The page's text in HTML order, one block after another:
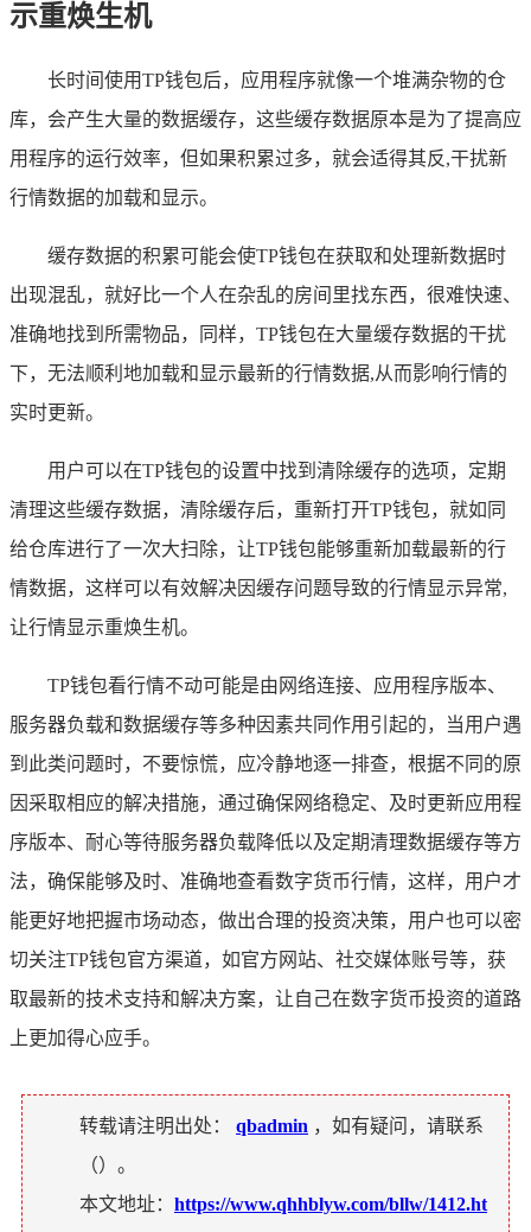
示重焕生机
长时间使用TP钱包后，应用程序就像一个堆满杂物的仓
库，会产生大量的数据缓存，这些缓存数据原本是为了提高应
用程序的运行效率，但如果积累过多，就会适得其反,干扰新
行情数据的加载和显示。
缓存数据的积累可能会使TP钱包在获取和处理新数据时
出现混乱，就好比一个人在杂乱的房间里找东西，很难快速、
准确地找到所需物品，同样，TP钱包在大量缓存数据的干扰
下，无法顺利地加载和显示最新的行情数据,从而影响行情的
实时更新。
用户可以在TP钱包的设置中找到清除缓存的选项，定期
清理这些缓存数据，清除缓存后，重新打开TP钱包，就如同
给仓库进行了一次大扫除，让TP钱包能够重新加载最新的行
情数据，这样可以有效解决因缓存问题导致的行情显示异常,
让行情显示重焕生机。
TP钱包看行情不动可能是由网络连接、应用程序版本、
服务器负载和数据缓存等多种因素共同作用引起的，当用户遇
到此类问题时，不要惊慌，应冷静地逐一排查，根据不同的原
因采取相应的解决措施，通过确保网络稳定、及时更新应用程
序版本、耐心等待服务器负载降低以及定期清理数据缓存等方
法，确保能够及时、准确地查看数字货币行情，这样，用户才
能更好地把握市场动态，做出合理的投资决策，用户也可以密
切关注TP钱包官方渠道，如官方网站、社交媒体账号等，获
取最新的技术支持和解决方案，让自己在数字货币投资的道路
上更加得心应手。
转载请注明出处： qbadmin ，如有疑问，请联系
（）。
本文地址： https://www.qhhblyw.com/bllw/1412.ht